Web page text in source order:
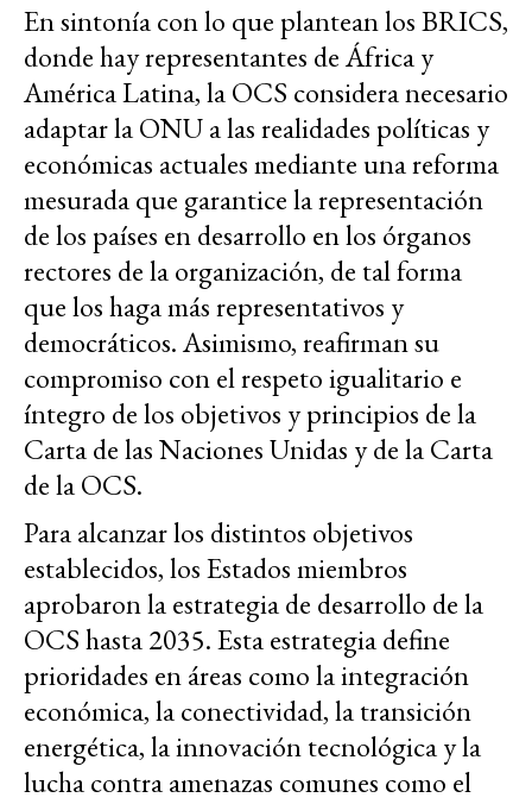
En sintonía con lo que plantean los BRICS,
donde hay representantes de África y
América Latina, la OCS considera necesario
adaptar la ONU a las realidades políticas y
económicas actuales mediante una reforma
mesurada que garantice la representación
de los países en desarrollo en los órganos
rectores de la organización, de tal forma
que los haga más representativos y
democráticos. Asimismo, reafirman su
compromiso con el respeto igualitario e
íntegro de los objetivos y principios de la
Carta de las Naciones Unidas y de la Carta
de la OCS.
Para alcanzar los distintos objetivos
establecidos, los Estados miembros
aprobaron la estrategia de desarrollo de la
OCS hasta 2035. Esta estrategia define
prioridades en áreas como la integración
económica, la conectividad, la transición
energética, la innovación tecnológica y la
lucha contra amenazas comunes como el